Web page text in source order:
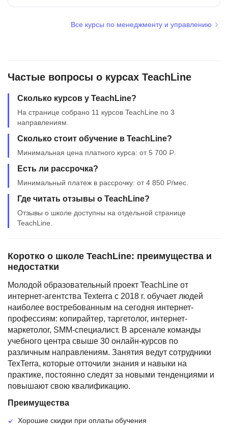
Все курсы по менеджменту и управлению
Частые вопросы о курсах TeachLine
Сколько курсов у TeachLine?
На странице собрано 11 курсов TeachLine по 3
направлениям.
Сколько стоит обучение в TeachLine?
Минимальная цена платного курса: от 5 700 ₽.
Есть ли рассрочка?
Минимальный платеж в рассрочку: от 4 850 ₽/мес.
Где читать отзывы о TeachLine?
Отзывы о школе доступны на отдельной странице
TeachLine.
Коротко о школе TeachLine: преимущества и
недостатки
Молодой образовательный проект TeachLine от
интернет-агентства Texterra с 2018 г. обучает людей
наиболее востребованным на сегодня интернет-
профессиям: копирайтер, таргетолог, интернет-
маркетолог, SMM-специалист. В арсенале команды
учебного центра свыше 30 онлайн-курсов по
различным направлениям. Занятия ведут сотрудники
TexTerra, которые отточили знания и навыки на
практике, постоянно следят за новыми тенденциями и
повышают свою квалификацию.
Преимущества
Хорошие скидки при оплаты обучения